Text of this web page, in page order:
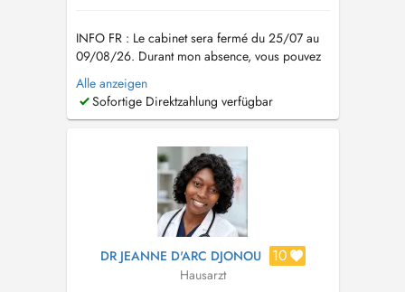
INFO FR : Le cabinet sera fermé du 25/07 au
09/08/26. Durant mon absence, vous pouvez
faire appel : --> la semaine du 27 juillet : au Dr
Tsakou Julie, également disponible via Doctena.
--> la semaine du 3 aout : à la maison médicale
Alle anzeigen
Sofortige Direktzahlung verfügbar
DR JEANNE D'ARC DJONOU 10
Hausarzt